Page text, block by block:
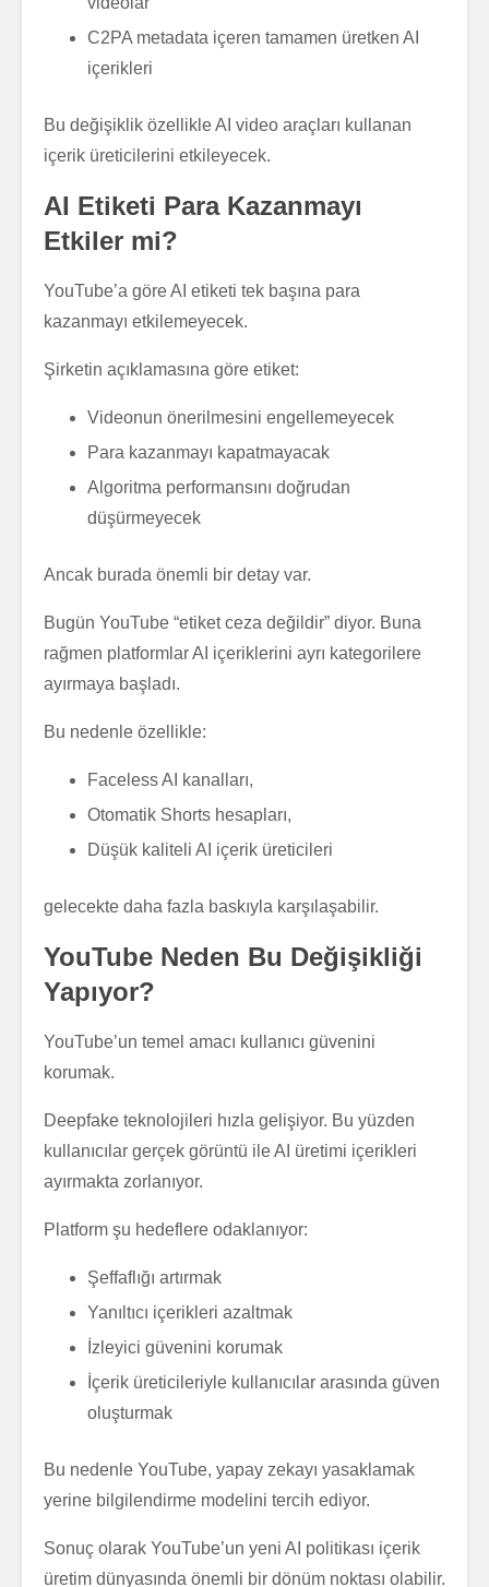
C2PA metadata içeren tamamen üretken AI
içerikleri
Bu değişiklik özellikle AI video araçları kullanan
içerik üreticilerini etkileyecek.
AI Etiketi Para Kazanmayı
Etkiler mi?
YouTube’a göre AI etiketi tek başına para
kazanmayı etkilemeyecek.
Şirketin açıklamasına göre etiket:
Videonun önerilmesini engellemeyecek
Para kazanmayı kapatmayacak
Algoritma performansını doğrudan
düşürmeyecek
Ancak burada önemli bir detay var.
Bugün YouTube “etiket ceza değildir” diyor. Buna
rağmen platformlar AI içeriklerini ayrı kategorilere
ayırmaya başladı.
Bu nedenle özellikle:
Faceless AI kanalları,
Otomatik Shorts hesapları,
Düşük kaliteli AI içerik üreticileri
gelecekte daha fazla baskıyla karşılaşabilir.
YouTube Neden Bu Değişikliği
Yapıyor?
YouTube’un temel amacı kullanıcı güvenini
korumak.
Deepfake teknolojileri hızla gelişiyor. Bu yüzden
kullanıcılar gerçek görüntü ile AI üretimi içerikleri
ayırmakta zorlanıyor.
Platform şu hedeflere odaklanıyor:
Şeffaflığı artırmak
Yanıltıcı içerikleri azaltmak
İzleyici güvenini korumak
İçerik üreticileriyle kullanıcılar arasında güven
oluşturmak
Bu nedenle YouTube, yapay zekayı yasaklamak
yerine bilgilendirme modelini tercih ediyor.
Sonuç olarak YouTube’un yeni AI politikası içerik
üretim dünyasında önemli bir dönüm noktası olabilir.